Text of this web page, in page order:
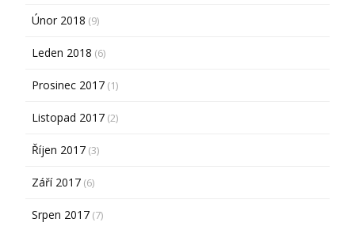
Únor 2018 (9)
Leden 2018 (6)
Prosinec 2017 (1)
Listopad 2017 (2)
Říjen 2017 (3)
Září 2017 (6)
Srpen 2017 (7)